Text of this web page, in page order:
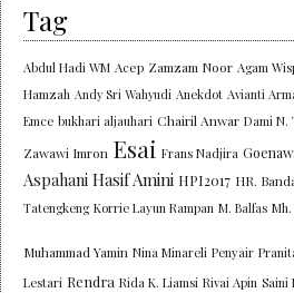
Tag
Abdul Hadi WM Acep Zamzam Noor Agam
Hamzah Andy Sri Wahyudi Anekdot Avianti
Emce bukhari aljauhari Chairil Anwar Dami N.
Zawawi Imron Esai Frans Nadjira
Aspahani Hasif Amini HPI2017 HR.
Tatengkeng Korrie Layun Rampan M. Balfas
Muhammad Yamin Nina Minareli Penyair
Lestari Rendra Rida K. Liamsi Rivai Apin Saini